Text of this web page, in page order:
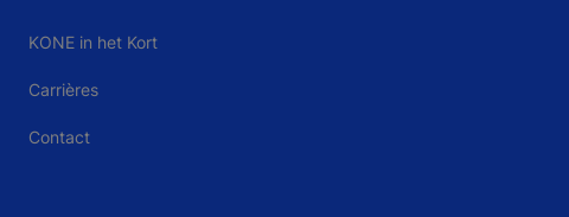
KONE in het Kort
Carrières
Contact